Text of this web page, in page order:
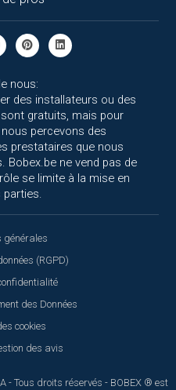
nous:
des installateurs ou des
gratuits, mais pour
percevons des
prestataires que nous
Bobex.be ne vend pas de
se limite à la mise en
parties.
générales
(RGPD)
des Données
cookies
des avis
- Tous droits réservés - BOBEX ® est